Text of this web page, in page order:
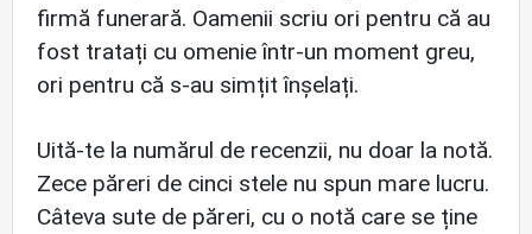
firmă funerară. Oamenii scriu ori pentru că au
fost tratați cu omenie într-un moment greu,
ori pentru că s-au simțit înșelați.
Uită-te la numărul de recenzii, nu doar la notă.
Zece păreri de cinci stele nu spun mare lucru.
Câteva sute de păreri, cu o notă care se ține